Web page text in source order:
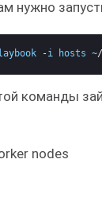
нужно
-i hosts ~/
команды